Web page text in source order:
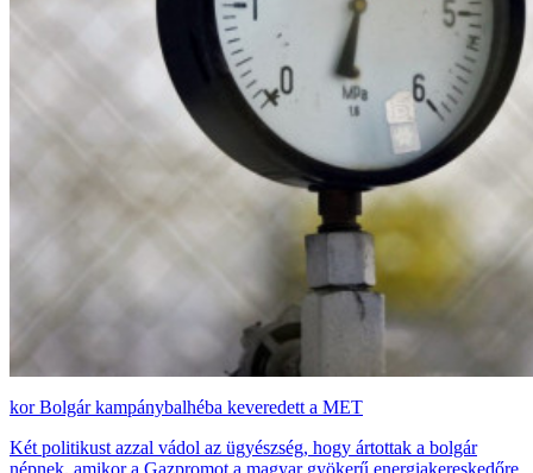
Bolgár kampánybalhéba keveredett a MET
Két politikust azzal vádol az ügyészség, hogy ártottak a bolgár